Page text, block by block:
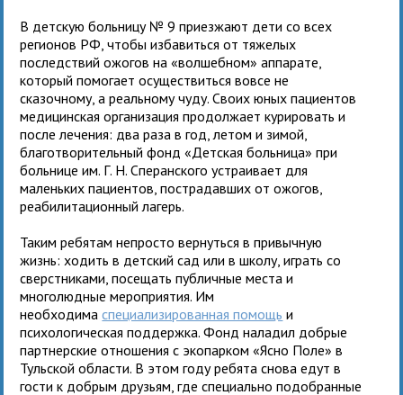
В детскую больницу № 9 приезжают дети со всех
регионов РФ, чтобы избавиться от тяжелых
последствий ожогов на «волшебном» аппарате,
который помогает осуществиться вовсе не
сказочному, а реальному чуду. Своих юных пациентов
медицинская организация продолжает курировать и
после лечения: два раза в год, летом и зимой,
благотворительный фонд «Детская больница» при
больнице им. Г. Н. Сперанского устраивает для
маленьких пациентов, пострадавших от ожогов,
реабилитационный лагерь.
Таким ребятам непросто вернуться в привычную
жизнь: ходить в детский сад или в школу, играть со
сверстниками, посещать публичные места и
многолюдные мероприятия. Им
необходимаспециализированная помощь и
психологическая поддержка. Фонд наладил добрые
партнерские отношения с экопарком «Ясно Поле» в
Тульской области. В этом году ребята снова едут в
гости к добрым друзьям, где специально подобранные